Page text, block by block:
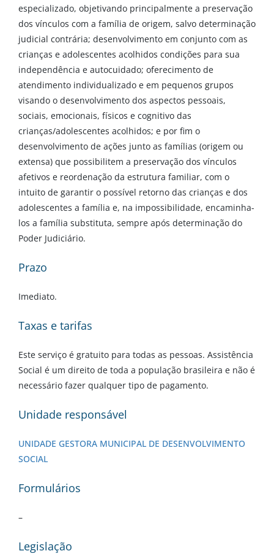
especializado, objetivando principalmente a preservação
dos vínculos com a família de origem, salvo determinação
judicial contrária; desenvolvimento em conjunto com as
crianças e adolescentes acolhidos condições para sua
independência e autocuidado; oferecimento de
atendimento individualizado e em pequenos grupos
visando o desenvolvimento dos aspectos pessoais,
sociais, emocionais, físicos e cognitivo das
crianças/adolescentes acolhidos; e por fim o
desenvolvimento de ações junto as famílias (origem ou
extensa) que possibilitem a preservação dos vínculos
afetivos e reordenação da estrutura familiar, com o
intuito de garantir o possível retorno das crianças e dos
adolescentes a família e, na impossibilidade, encaminha-
los a família substituta, sempre após determinação do
Poder Judiciário.
Prazo
Imediato.
Taxas e tarifas
Este serviço é gratuito para todas as pessoas. Assistência
Social é um direito de toda a população brasileira e não é
necessário fazer qualquer tipo de pagamento.
Unidade responsável
UNIDADE GESTORA MUNICIPAL DE DESENVOLVIMENTO
SOCIAL
Formulários
–
Legislação